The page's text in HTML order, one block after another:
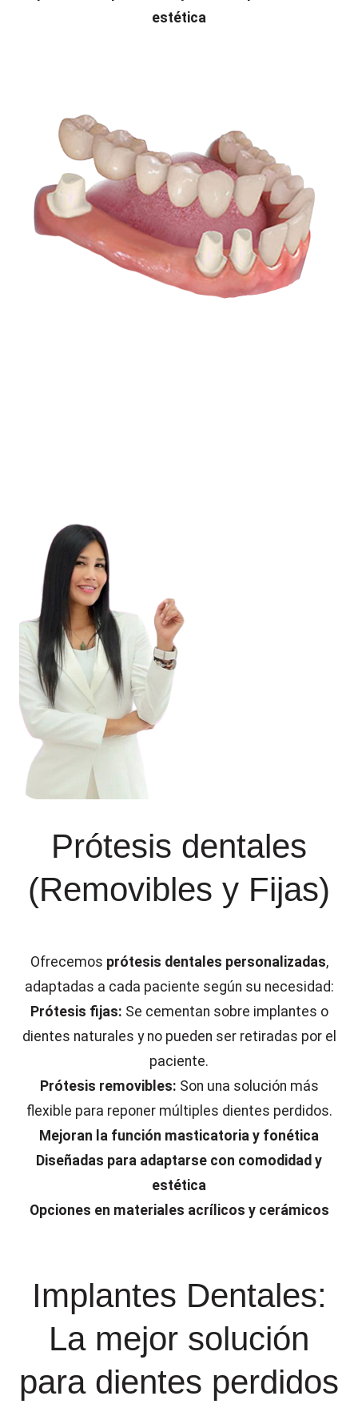
estética
Prótesis dentales
(Removibles y Fijas)
Ofrecemos prótesis dentales personalizadas,
adaptadas a cada paciente según su necesidad:
Prótesis fijas: Se cementan sobre implantes o
dientes naturales y no pueden ser retiradas por el
paciente.
Prótesis removibles: Son una solución más
flexible para reponer múltiples dientes perdidos.
Mejoran la función masticatoria y fonética
Diseñadas para adaptarse con comodidad y
estética
Opciones en materiales acrílicos y cerámicos
Implantes Dentales:
La mejor solución
para dientes perdidos